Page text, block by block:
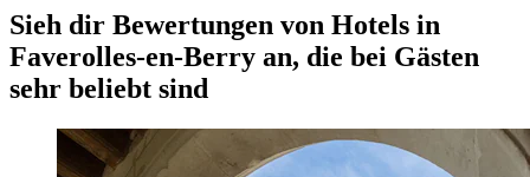
Sieh dir Bewertungen von Hotels in
Faverolles-en-Berry an, die bei Gästen
sehr beliebt sind